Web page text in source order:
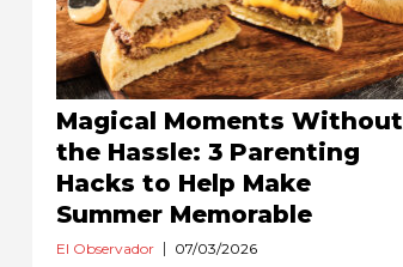
Magical Moments Without
the Hassle: 3 Parenting
Hacks to Help Make
Summer Memorable
El Observador 07/03/2026